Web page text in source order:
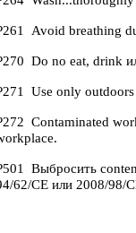
Avoid breathing
Do no eat, drink
Use only
Contaminated
Выбросить
62/CE или 2008/98/